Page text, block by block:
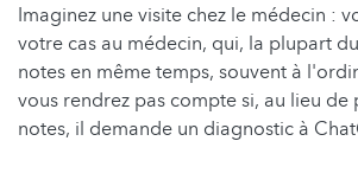
Imaginez une visite chez le médecin :
votre cas au médecin, qui, la plupart
notes en même temps, souvent à
vous rendrez pas compte si, au lieu de
notes, il demande un diagnostic à